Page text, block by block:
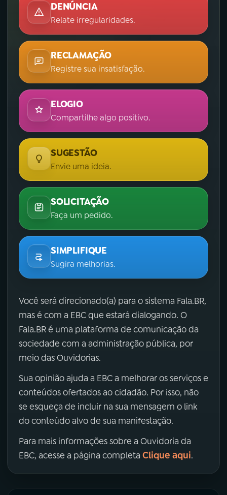
DENÚNCIA
Relate irregularidades.
RECLAMAÇÃO
Registre sua insatisfação.
ELOGIO
Compartilhe algo positivo.
SUGESTÃO
Envie uma ideia.
SOLICITAÇÃO
Faça um pedido.
SIMPLIFIQUE
Sugira melhorias.
Você será direcionado(a) para o sistema Fala.BR,
mas é com a EBC que estará dialogando. O
Fala.BR é uma plataforma de comunicação da
sociedade com a administração pública, por
meio das Ouvidorias.
Sua opinião ajuda a EBC a melhorar os serviços e
conteúdos ofertados ao cidadão. Por isso, não
se esqueça de incluir na sua mensagem o link
do conteúdo alvo de sua manifestação.
Para mais informações sobre a Ouvidoria da
EBC, acesse a página completa Clique aqui.